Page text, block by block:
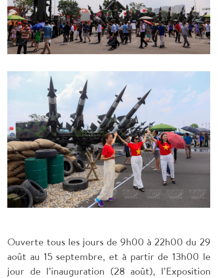
Ouverte tous les jours de 9h00 à 22h00 du 29
août au 15 septembre, et à partir de 13h00 le
jour de l’inauguration (28 août), l’Exposition